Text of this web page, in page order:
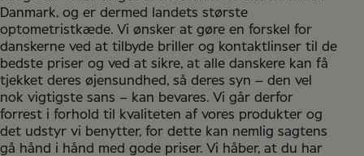
Danmark, og er dermed landets største
optometristkæde. Vi ønsker at gøre en forskel for
danskerne ved at tilbyde briller og kontaktlinser til de
bedste priser og ved at sikre, at alle danskere kan få
tjekket deres øjensundhed, så deres syn – den vel
nok vigtigste sans – kan bevares. Vi går derfor
forrest i forhold til kvaliteten af vores produkter og
det udstyr vi benytter, for dette kan nemlig sagtens
gå hånd i hånd med gode priser. Vi håber, at du har